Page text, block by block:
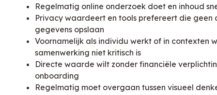
Regelmatig online onderzoek doet en inhoud
Privacy waardeert en tools prefereert die geen
gegevens opslaan
Voornamelijk als individu werkt of in contexten
samenwerking niet kritisch is
Directe waarde wilt zonder financiële
onboarding
Regelmatig moet overgaan tussen visueel